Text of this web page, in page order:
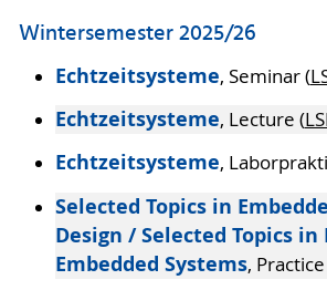
Wintersemester 2025/26
Echtzeitsysteme, Seminar (
Echtzeitsysteme, Lecture (
Echtzeitsysteme,
Selected Topics in
Design / Selected Topics in
Embedded Systems,